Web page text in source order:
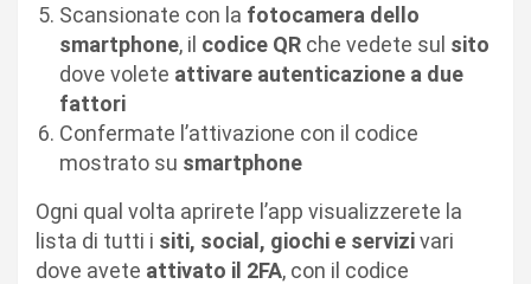
Scansionate con la fotocamera dello
smartphone, il codice QR che vedete sul sito
dove volete attivare autenticazione a due
fattori
Confermate l’attivazione con il codice
mostrato su smartphone
Ogni qual volta aprirete l’app visualizzerete la
lista di tutti i siti, social, giochi e servizivari
dove avete attivato il 2FA, con il codice